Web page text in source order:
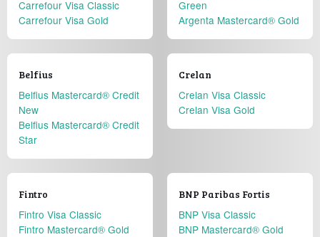
Carrefour Visa Classic
Carrefour Visa Gold
Green
Argenta Mastercard® Gold
Belfius
Belfius Mastercard® Credit
New
Belfius Mastercard® Credit
Star
Crelan
Crelan Visa Classic
Crelan Visa Gold
Fintro
Fintro Visa Classic
Fintro Mastercard® Gold
BNP Paribas Fortis
BNP Visa Classic
BNP Mastercard® Gold